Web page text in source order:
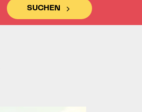
SUCHEN